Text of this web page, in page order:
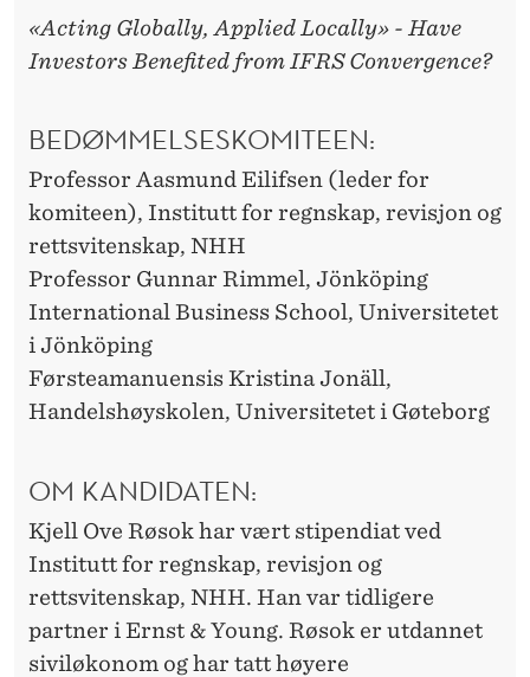
«Acting Globally, Applied Locally» - Have
Investors Benefited from IFRS Convergence?
BEDØMMELSESKOMITEEN:
Professor Aasmund Eilifsen (leder for
komiteen), Institutt for regnskap, revisjon og
rettsvitenskap, NHH
Professor Gunnar Rimmel, Jönköping
International Business School, Universitetet
i Jönköping
Førsteamanuensis Kristina Jonäll,
Handelshøyskolen, Universitetet i Gøteborg
OM KANDIDATEN:
Kjell Ove Røsok har vært stipendiat ved
Institutt for regnskap, revisjon og
rettsvitenskap, NHH. Han var tidligere
partner i Ernst & Young. Røsok er utdannet
siviløkonom og har tatt høyere